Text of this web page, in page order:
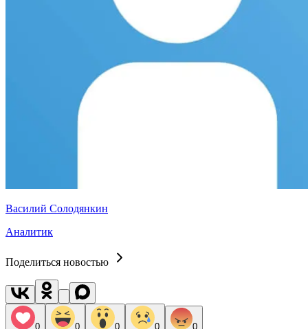
Василий Солодянкин
Аналитик
Поделиться новостью
0 0 0 0 0